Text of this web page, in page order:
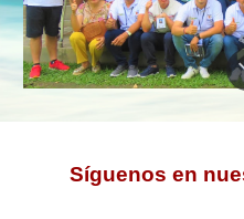
Síguenos en